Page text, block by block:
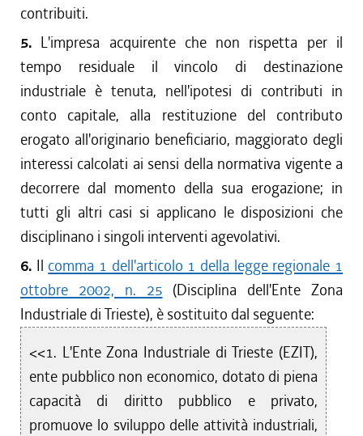
contribuiti.
5. L'impresa acquirente che non rispetta per il
tempo residuale il vincolo di destinazione
industriale è tenuta, nell'ipotesi di contributi in
conto capitale, alla restituzione del contributo
erogato all'originario beneficiario, maggiorato degli
interessi calcolati ai sensi della normativa vigente a
decorrere dal momento della sua erogazione; in
tutti gli altri casi si applicano le disposizioni che
disciplinano i singoli interventi agevolativi.
6. Il comma 1 dell'articolo 1 della legge regionale 1
ottobre 2002, n. 25 (Disciplina dell'Ente Zona
Industriale di Trieste), è sostituito dal seguente:
<<1. L'Ente Zona Industriale di Trieste (EZIT),
ente pubblico non economico, dotato di piena
capacità di diritto pubblico e privato,
promuove lo sviluppo delle attività industriali,